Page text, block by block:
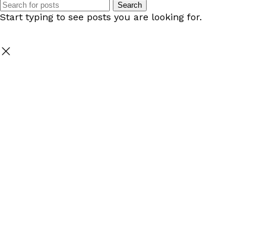
Search
Start typing to see posts you are looking for.